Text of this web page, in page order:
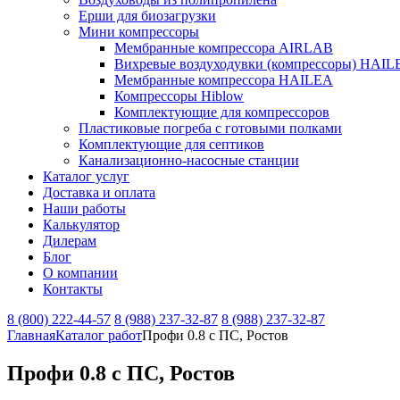
Ерши для биозагрузки
Мини компрессоры
Мембранные компрессора AIRLAB
Вихревые воздуходувки (компрессоры)
Мембранные компрессора HAILEA
Компрессоры Hiblow
Комплектующие для компрессоров
Пластиковые погреба с готовыми полками
Комплектующие для септиков
Канализационно-насосные станции
Каталог услуг
Доставка и оплата
Наши работы
Калькулятор
Дилерам
Блог
О компании
Контакты
8 (800) 222-44-57 8 (988) 237-32-87 8 (988) 237-32-87
ГлавнаяКаталог работПрофи 0.8 с ПС, Ростов
Профи 0.8 с ПС, Ростов